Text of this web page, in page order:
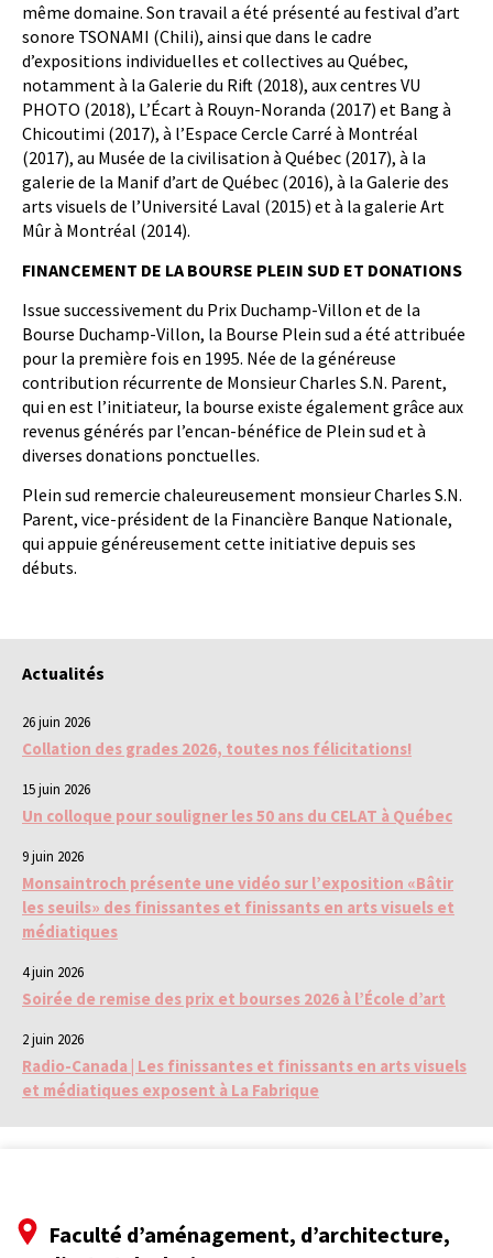
même domaine. Son travail a été présenté au festival d’art
sonore TSONAMI (Chili), ainsi que dans le cadre
d’expositions individuelles et collectives au Québec,
notamment à la Galerie du Rift (2018), aux centres VU
PHOTO (2018), L’Écart à Rouyn-Noranda (2017) et Bang à
Chicoutimi (2017), à l’Espace Cercle Carré à Montréal
(2017), au Musée de la civilisation à Québec (2017), à la
galerie de la Manif d’art de Québec (2016), à la Galerie des
arts visuels de l’Université Laval (2015) et à la galerie Art
Mûr à Montréal (2014).
FINANCEMENT DE LA BOURSE PLEIN SUD ET DONATIONS
Issue successivement du Prix Duchamp-Villon et de la
Bourse Duchamp-Villon, la Bourse Plein sud a été attribuée
pour la première fois en 1995. Née de la généreuse
contribution récurrente de Monsieur Charles S.N. Parent,
qui en est l’initiateur, la bourse existe également grâce aux
revenus générés par l’encan-bénéfice de Plein sud et à
diverses donations ponctuelles.
Plein sud remercie chaleureusement monsieur Charles S.N.
Parent, vice-président de la Financière Banque Nationale,
qui appuie généreusement cette initiative depuis ses
débuts.
Actualités
26 juin 2026
Collation des grades 2026, toutes nos félicitations!
15 juin 2026
Un colloque pour souligner les 50 ans du CELAT à Québec
9 juin 2026
Monsaintroch présente une vidéo sur l’exposition «Bâtir
les seuils» des finissantes et finissants en arts visuels et
médiatiques
4 juin 2026
Soirée de remise des prix et bourses 2026 à l’École d’art
2 juin 2026
Radio-Canada | Les finissantes et finissants en arts visuels
et médiatiques exposent à La Fabrique
Faculté d’aménagement, d’architecture,